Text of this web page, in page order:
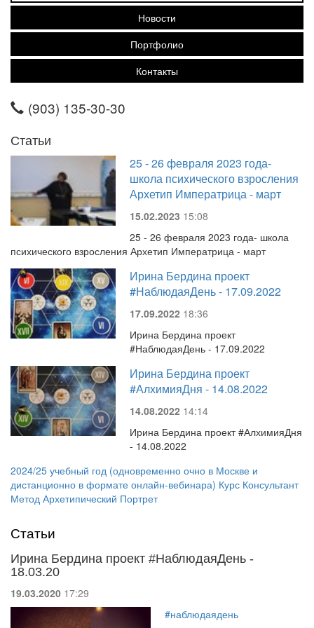
Новости
Портфолио
Контакты
(903) 135-30-30
Статьи
25 - 26 февраля 2023 года-
школа психического взросления
Архетип Императрица - март
15.02.2023 15:08
25 - 26 февраля 2023 года- школа
психического взросления Архетип Императрица - март
Ирина Бердина проект
#НаблюдаяДень - 17.09.2022
17.09.2022 18:36
Ирина Бердина проект
#НаблюдаяДень - 17.09.2022
Ирина Бердина проект
#АлхимияДня - 14.08.2022
14.08.2022 14:14
Ирина Бердина проект #АлхимияДня
- 14.08.2022
2024/25 учебный год (одновременно очно в Москве и
дистанционно в формате онлайн-вебинара) Курс Консультант
Метод Архетипический Портрет
Статьи
Ирина Бердина проект #НаблюдаяДень -
18.03.20
19.03.2020 17:29
#наблюдаядень